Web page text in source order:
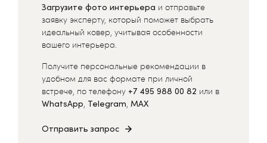
Загрузите фото интерьера и отправьте
заявку эксперту, который поможет выбрать
идеальный ковер, учитывая особенности
вашего интерьера.
Получите персональные рекомендации в
удобном для вас формате при личной
встрече, по телефону +7 495 988 00 82 или в
WhatsApp, Telegram, MAX
Отправить запрос